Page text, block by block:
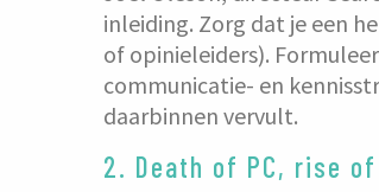
inleiding. Zorg dat je een
of opinieleiders).
communicatie- en
daarbinnen vervult.
2. Death of PC, rise